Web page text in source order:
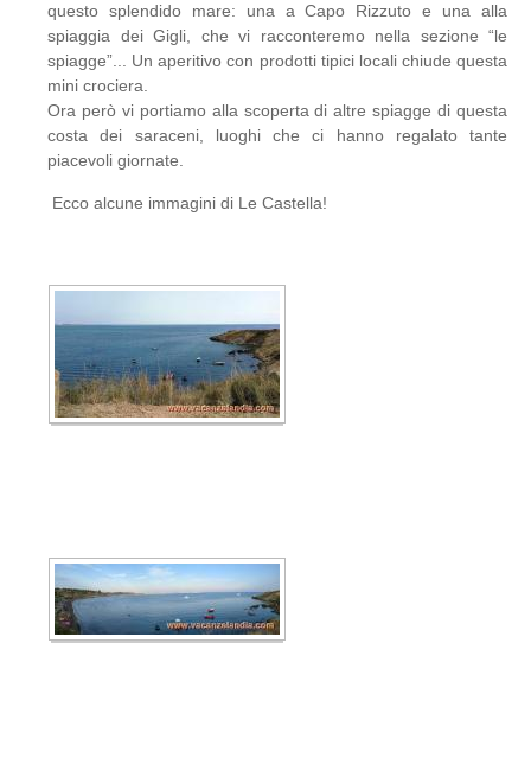
questo splendido mare: una a Capo Rizzuto e una alla
spiaggia dei Gigli, che vi racconteremo nella sezione “le
spiagge”... Un aperitivo con prodotti tipici locali chiude questa
mini crociera.
Ora però vi portiamo alla scoperta di altre spiagge di questa
costa dei saraceni, luoghi che ci hanno regalato tante
piacevoli giornate.
Ecco alcune immagini di Le Castella!